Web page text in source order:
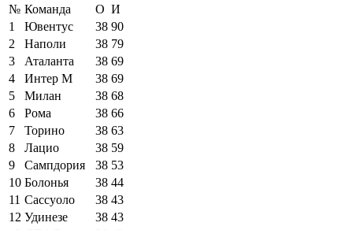
№ Команда О И
1
Ювентус 38 90
2
Наполи 38 79
3
Аталанта 38 69
4
Интер М 38 69
5
Милан 38 68
6
Рома 38 66
7
Торино 38 63
8
Лацио 38 59
9
Сампдория 38 53
10 Болонья 38 44
11 Сассуоло 38 43
12 Удинезе 38 43